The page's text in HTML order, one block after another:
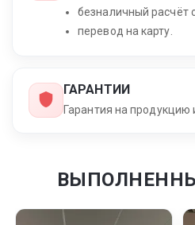
безналичный расчёт
перевод на карту.
ГАРАНТИИ
Гарантия на продукцию